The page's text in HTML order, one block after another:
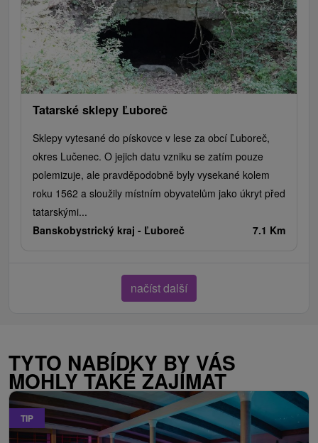
Tatarské sklepy Ľuboreč
Sklepy vytesané do pískovce v lese za obcí Ľuboreč,
okres Lučenec. O jejich datu vzniku se zatím pouze
polemizuje, ale pravděpodobně byly vysekané kolem
roku 1562 a sloužily místním obyvatelům jako úkryt před
tatarskými...
Banskobystrický kraj - Ľuboreč 7.1 Km
načíst další
TYTO NABÍDKY BY VÁS
MOHLY TAKÉ ZAJÍMAT
TIP